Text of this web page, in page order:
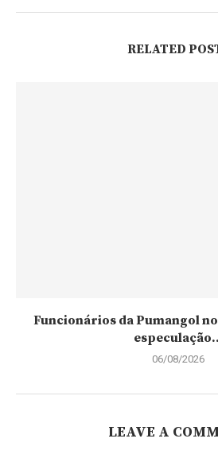
RELATED
Funcionários da Pumangol
06/08/2026
LEAVE A